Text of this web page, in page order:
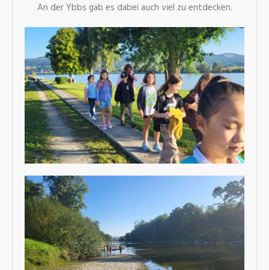
An der Ybbs gab es dabei auch viel zu entdecken.